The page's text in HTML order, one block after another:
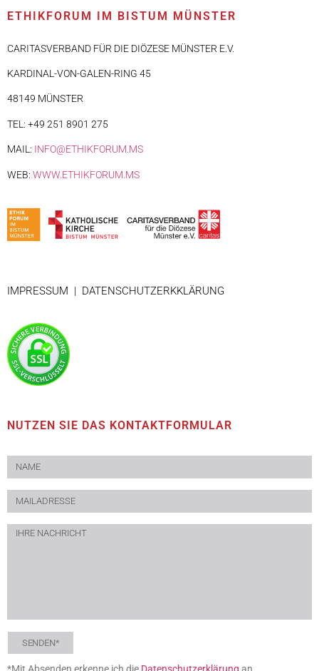
ETHIKFORUM IM BISTUM MÜNSTER
CARITASVERBAND FÜR DIE DIÖZESE MÜNSTER E.V.
KARDINAL-VON-GALEN-RING 45
48149 MÜNSTER
TEL: +49 251 8901 275
MAIL: INFO@ETHIKFORUM.MS
WEB: WWW.ETHIKFORUM.MS
IMPRESSUM | DATENSCHUTZERKKLÄRUNG
NUTZEN SIE DAS KONTAKTFORMULAR
SENDEN*